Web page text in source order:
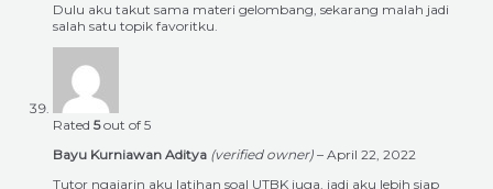
Dulu aku takut sama materi gelombang, sekarang malah jadi
salah satu topik favoritku.
Rated 5out of 5
Bayu Kurniawan Aditya (verified owner) – April 22, 2022
Tutor ngajarin aku latihan soal UTBK juga, jadi aku lebih siap